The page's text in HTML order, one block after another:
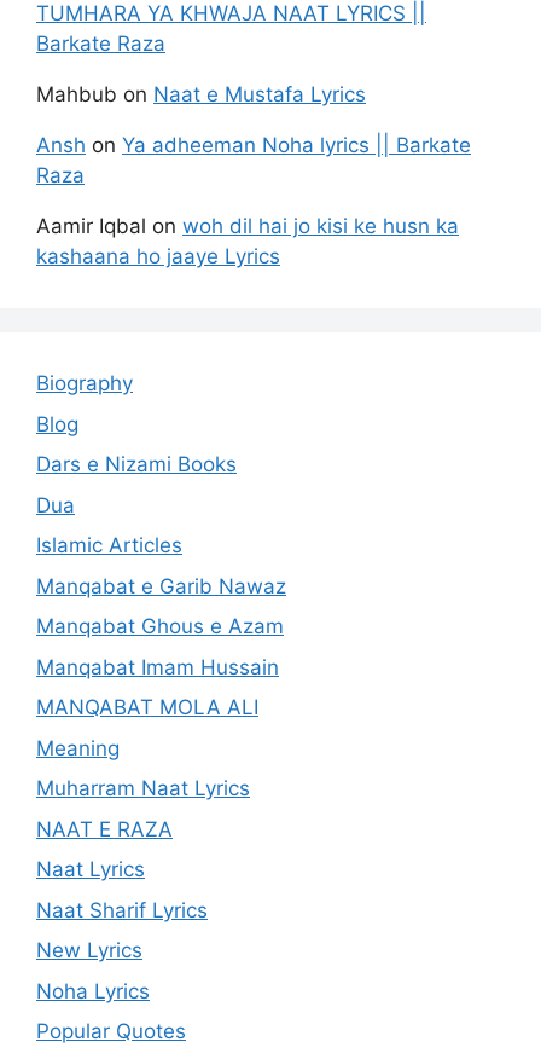
TUMHARA YA KHWAJA NAAT LYRICS ||
Barkate Raza
Mahbub on Naat e Mustafa Lyrics
Ansh on Ya adheeman Noha lyrics || Barkate
Raza
Aamir Iqbal on woh dil hai jo kisi ke husn ka
kashaana ho jaaye Lyrics
Biography
Blog
Dars e Nizami Books
Dua
Islamic Articles
Manqabat e Garib Nawaz
Manqabat Ghous e Azam
Manqabat Imam Hussain
MANQABAT MOLA ALI
Meaning
Muharram Naat Lyrics
NAAT E RAZA
Naat Lyrics
Naat Sharif Lyrics
New Lyrics
Noha Lyrics
Popular Quotes